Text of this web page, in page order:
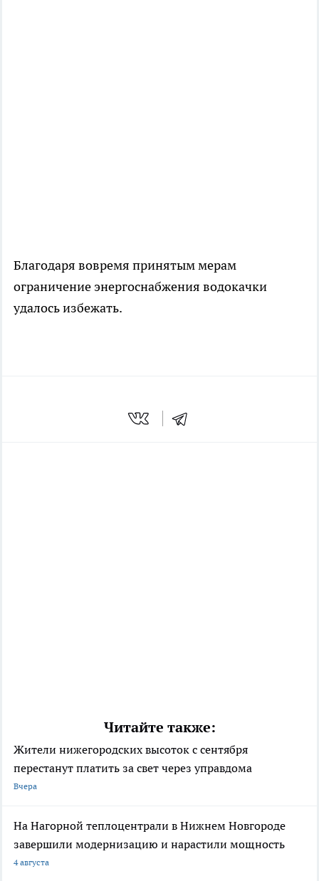
Благодаря вовремя принятым мерам
ограничение энергоснабжения водокачки
удалось избежать.
Читайте также:
Жители нижегородских высоток с сентября
перестанут платить за свет через управдома
Вчера
На Нагорной теплоцентрали в Нижнем Новгороде
завершили модернизацию и нарастили мощность
4 августа